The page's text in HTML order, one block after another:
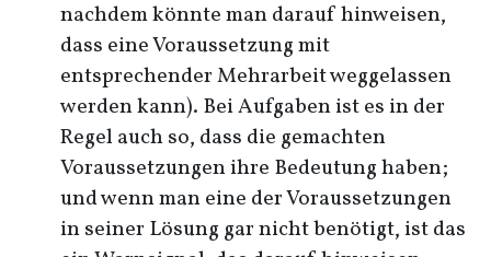
nachdem könnte man darauf hinweisen,
dass eine Voraussetzung mit
entsprechender Mehrarbeit weggelassen
werden kann). Bei Aufgaben ist es in der
Regel auch so, dass die gemachten
Voraussetzungen ihre Bedeutung haben;
und wenn man eine der Voraussetzungen
in seiner Lösung gar nicht benötigt, ist das